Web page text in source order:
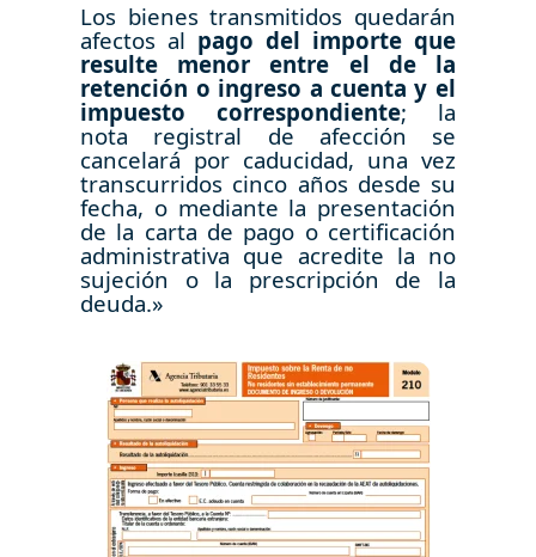
Los bienes transmitidos quedarán
afectos al pago del importe que
resulte menor entre el de la
retención o ingreso a cuenta y el
impuesto correspondiente; la
nota registral de afección se
cancelará por caducidad, una vez
transcurridos cinco años desde su
fecha, o mediante la presentación
de la carta de pago o certificación
administrativa que acredite la no
sujeción o la prescripción de la
deuda.»